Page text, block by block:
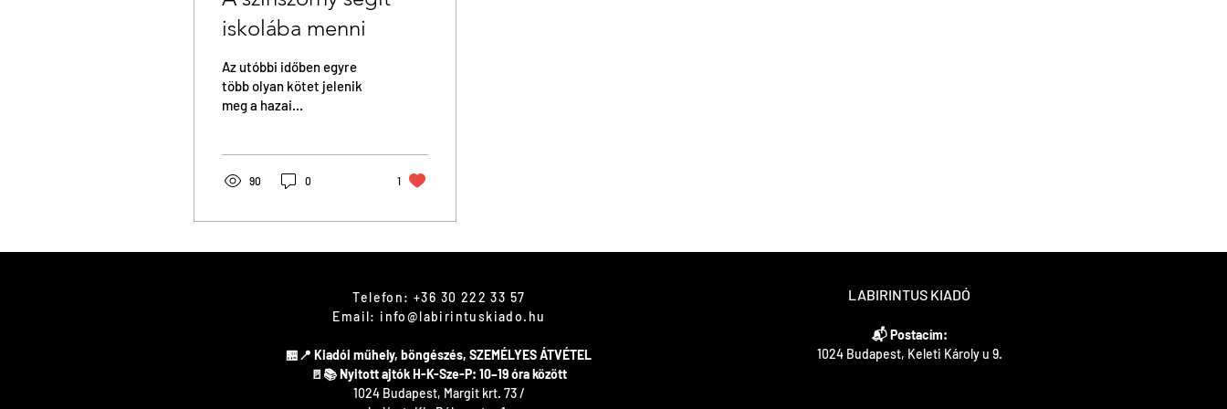
iskolába menni
Az utóbbi időben egyre
több olyan kötet jelenik
meg a hazai
segíti. Az...
90 0 1
Telefon: +36 30 222 33 57
Email: info@labirintuskiado.hu
🏪📍 Kiadói műhely, böngészés, SZEMÉLYES ÁTVÉTEL
​🚪📚 Nyitott ajtók H-K-Sze-P: 10–19 óra között
1024 Budapest, Margit krt. 73 /
LABIRINTUS KIADÓ
📬 Postacím:
1024 Budapest, Keleti Károly u 9.